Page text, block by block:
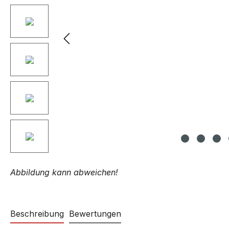
Abbildung kann abweichen!
Beschreibung Bewertungen